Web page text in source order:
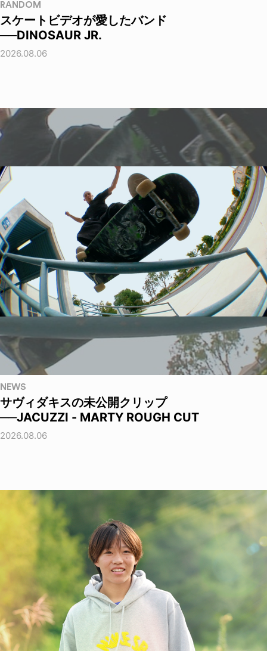
RANDOM
スケートビデオが愛したバンド
──DINOSAUR JR.
2026.08.06
NEWS
サヴィダキスの未公開クリップ
──JACUZZI - MARTY ROUGH CUT
2026.08.06